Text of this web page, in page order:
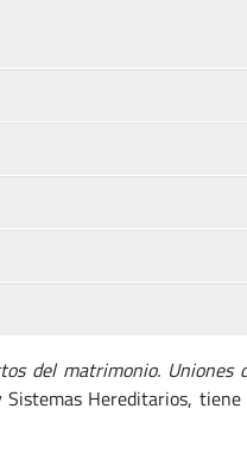
del matrimonio. Uniones
Hereditarios,